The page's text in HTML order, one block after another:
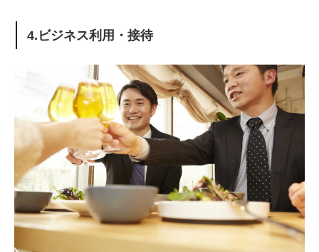
4.ビジネス利用・接待